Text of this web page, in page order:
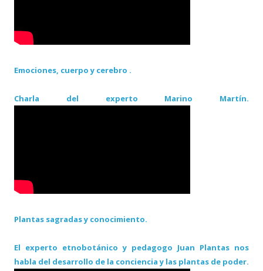
Emociones, cuerpo y cerebro .
Charla del experto Marino Martín.
Plantas sagradas y conocimiento.
El experto etnobotánico y pedagogo Juan Plantas nos
habla del desarrollo de la conciencia y las plantas de poder.